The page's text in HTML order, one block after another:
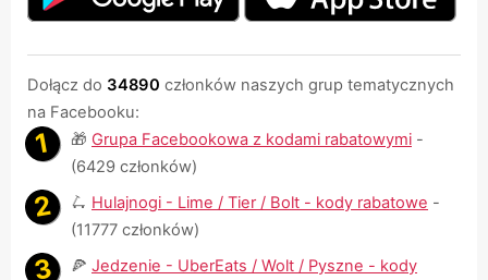
Dołącz do 34890 członków naszych grup tematycznych
na Facebooku:
🎁 Grupa Facebookowa z kodami rabatowymi -
(6429 członków)
🛴 Hulajnogi - Lime / Tier / Bolt - kody rabatowe -
(11777 członków)
🍕 Jedzenie - UberEats / Wolt / Pyszne - kody